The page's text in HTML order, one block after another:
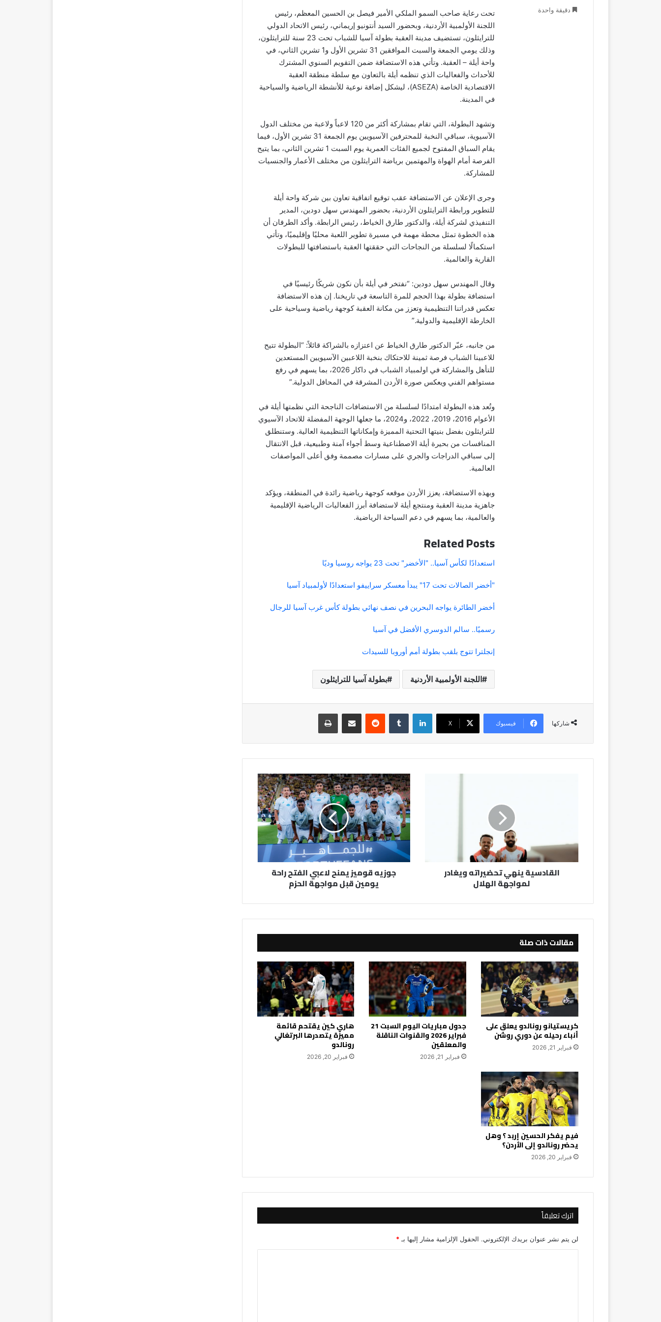
تحت رعاية صاحب السمو الملكي الأمير فيصل بن الحسين المعظم، رئيس
اللجنة الأولمبية الأردنية، وبحضور السيد أنتونيو إريماني، رئيس الاتحاد الدولي
للترايثلون، تستضيف مدينة العقبة بطولة آسيا للشباب تحت 23 سنة للترايثلون،
وذلك يومي الجمعة والسبت الموافقين 31 تشرين الأول و1 تشرين الثاني، في
واحة أيلة – العقبة. وتأتي هذه الاستضافة ضمن التقويم السنوي المشترك
للأحداث والفعاليات الذي تنظمه أيلة بالتعاون مع سلطة منطقة العقبة
الاقتصادية الخاصة (ASEZA)، ليشكل إضافة نوعية للأنشطة الرياضية والسياحية
في المدينة.
وتشهد البطولة، التي تقام بمشاركة أكثر من 120 لاعباً ولاعبة من مختلف الدول
الآسيوية، سباقي النخبة للمحترفين الآسيويين يوم الجمعة 31 تشرين الأول، فيما
يقام السباق المفتوح لجميع الفئات العمرية يوم السبت 1 تشرين الثاني، بما يتيح
الفرصة أمام الهواة والمهتمين برياضة الترايثلون من مختلف الأعمار والجنسيات
للمشاركة.
وجرى الإعلان عن الاستضافة عقب توقيع اتفاقية تعاون بين شركة واحة أيلة
للتطوير ورابطة الترايثلون الأردنية، بحضور المهندس سهل دودين، المدير
التنفيذي لشركة أيلة، والدكتور طارق الخياط، رئيس الرابطة. وأكد الطرفان أن
هذه الخطوة تمثل محطة مهمة في مسيرة تطوير اللعبة محليًا وإقليميًا، وتأتي
استكمالًا لسلسلة من النجاحات التي حققتها العقبة باستضافتها للبطولات
القارية والعالمية.
وقال المهندس سهل دودين: “نفتخر في أيلة بأن نكون شريكًا رئيسيًا في
استضافة بطولة بهذا الحجم للمرة التاسعة في تاريخنا. إن هذه الاستضافة
تعكس قدراتنا التنظيمية وتعزز من مكانة العقبة كوجهة رياضية وسياحية على
الخارطة الإقليمية والدولية.”
من جانبه، عبّر الدكتور طارق الخياط عن اعتزازه بالشراكة قائلاً: “البطولة تتيح
للاعبينا الشباب فرصة ثمينة للاحتكاك بنخبة اللاعبين الآسيويين المستعدين
للتأهل والمشاركة في اولمبياد الشباب في داكار 2026، بما يسهم في رفع
مستواهم الفني ويعكس صورة الأردن المشرقة في المحافل الدولية.”
وتُعد هذه البطولة امتدادًا لسلسلة من الاستضافات الناجحة التي نظمتها أيلة في
الأعوام 2016، 2019، 2022، و2024، ما جعلها الوجهة المفضلة للاتحاد الآسيوي
للترايثلون بفضل بنيتها التحتية المميزة وإمكاناتها التنظيمية العالية. وستنطلق
المنافسات من بحيرة أيلة الاصطناعية وسط أجواء آمنة وطبيعية، قبل الانتقال
إلى سباقي الدراجات والجري على مسارات مصممة وفق أعلى المواصفات
العالمية.
وبهذه الاستضافة، يعزز الأردن موقعه كوجهة رياضية رائدة في المنطقة، ويؤكد
جاهزية مدينة العقبة ومنتجع أيلة لاستضافة أبرز الفعاليات الرياضية الإقليمية
والعالمية، بما يسهم في دعم السياحة الرياضية.
Related Posts
استعدادًا لكأس آسيا.. "الأخضر" تحت 23 يواجه روسيا وديًا
"أخضر الصالات تحت 17" يبدأ معسكر سراييفو استعدادًا لأولمبياد آسيا
أخضر الطائرة يواجه البحرين في نصف نهائي بطولة كأس غرب آسيا للرجال
رسميًا.. سالم الدوسري الأفضل في آسيا
إنجلترا تتوج بلقب بطولة أمم أوروبا للسيدات
اللجنة الأولمبية الأردنية بطولة آسيا للترايثلون
دقيقة واحدة
شاركها فيسبوك ‫X
لينكدإن مشاركة عبر البريد طباعة
القادسية ينهي تحضيراته ويغادر
لمواجهة الهلال
جوزيه
قوميز
يمنح
لاعبي
الفتح
راحة
يومين
قبل
مواجهة
الحزمجوزيه قوميز يمنح لاعبي الفتح راحة
يومين قبل مواجهة الحزم
مقالات ذات صلة
كريستيانو رونالدو يعلق على
أنباء رحيله عن دوري روشن
فبراير 21, 2026
جدول مباريات اليوم السبت 21
فبراير 2026 والقنوات الناقلة
والمعلقين
فبراير 21, 2026
هاري كين يقتحم قائمة
مميزة يتصدرها البرتغالي
رونالدو
فبراير 20, 2026
فيم يفكر الحسين إربد ؟ وهل
يحضر رونالدو إلى الأردن؟
فبراير 20, 2026
اترك تعليقاً
لن يتم نشر عنوان بريدك الإلكتروني. الحقول الإلزامية مشار إليها بـ*